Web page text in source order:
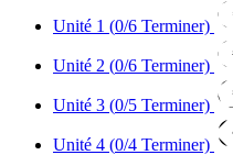
Unité 1 (0/6 Terminer)
1
Unité 2 (0/6 Terminer)
Unité 3 (0/5 Terminer)
3
Unité 4 (0/4 Terminer)
4